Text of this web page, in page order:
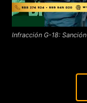
Infracción G-18: